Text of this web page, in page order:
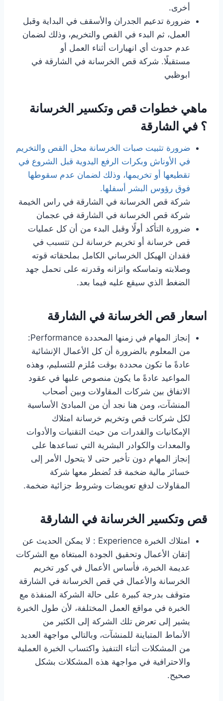
أخرى.
ضرورة تدعيم الجدران والأسقف في البداية وقبل
العمل، ثم البدء في القص والتخريم، وذلك لضمان
عدم حدوث أي انهيارات أثناء العمل أو
مستقبلًا. شركة قص الخرسانة في الشارقة في
ابوظبي
ماهي خطوات قص وتكسير الخرسانة
؟ في الشارقة
ضرورة تثبيت صبات الخرسانة محل القص والتخريم
في الأوناش وبكرات الرفع اليدوية قبل الشروع في
تقطيعها أو تخريمها، وذلك لضمان عدم سقوطها
فوق رؤوس البشر أسفلها.
شركة قص الخرسانة في الشارقة في راس الخيمة
شركة قص الخرسانة في الشارقة في عجمان
ضرورة التأكد أولًا وقبل البدء من أن كل عمليات
قص خرسانة أو تخريم خرسانة لـن تتسبب في
فقدان الهيكل الخرساني الكامل بملحقاته قوته
وصلابته وتماسكه واتزانه وقدرته على تحمل جهد
الضغط الذي سيقع عليه فيما بعد.
اسعار قص الخرسانة في الشارقة
إنجاز المهام في زمنها المحددة Performance:
من المعلوم بالضرورة أن كل الأعمال الإنشائية
عادةً ما تكون محددة بوقت مُلزم للتسليم، وهذه
المواعيد عادةً ما يكون منصوص عليها في عقود
الاتفاق بين شركات المقاولات وبين أصحاب
المنشآت، ومن هنا نجد أن من المبادئ الأساسية
لكل شركات قص وتخريم خرسانة امتلاك
الإمكانيات والقدرات من حيث التقنيات والأدوات
والمعدات والكوادر البشرية التي تساعدها على
إنجاز المهام دون تأخير حتى لا يتحول الأمر إلى
خسائر مالية ضخمة قد تُضطر معها شركة
المقاولات لدفع تعويضات وشروط جزائية ضخمة.
قص وتكسير الخرسانة في الشارقة
امتلاك الخبرة Experience : لا يمكن الحديث عن
إتقان الأعمال وتحقيق الجودة المبتغاة مع الشركات
عديمة الخبرة، فأساس الأعمال في كور تخريم
الخرسانة والأعمال في قص الخرسانة في الشارقة
متوقف بدرجة كبيرة على حالة الشركة المنفذة مع
الخبرة في مواقع العمل المختلفة، لأن طول الخبرة
يشير إلى تعرض تلك الشركة إلى الكثير من
الأنماط المتباينة للمنشآت، وبالتالي مواجهة العديد
من المشكلات أثناء التنفيذ واكتساب الخبرة العملية
والاحترافية في مواجهة هذه المشكلات بشكل
صحيح.